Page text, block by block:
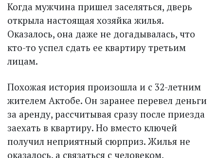
Когда мужчина пришел заселяться, дверь
открыла настоящая хозяйка жилья.
Оказалось, она даже не догадывалась, что
кто-то успел сдать ее квартиру третьим
лицам.
Похожая история произошла и с 32-летним
жителем Актобе. Он заранее перевел деньги
за аренду, рассчитывая сразу после приезда
заехать в квартиру. Но вместо ключей
получил неприятный сюрприз. Жилья не
оказалось, а связаться с человеком,